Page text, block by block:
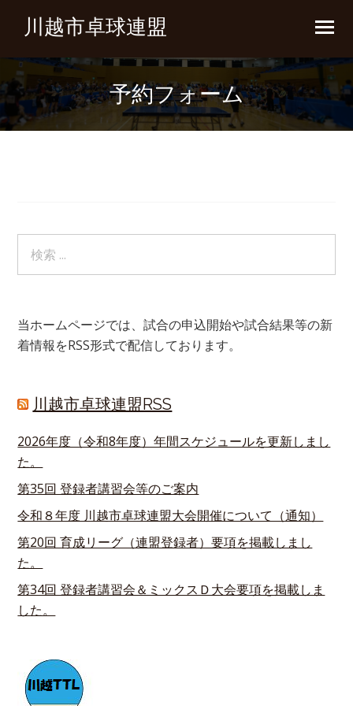
川越市卓球連盟
予約フォーム
当ホームページでは、試合の申込開始や試合結果等の新
着情報をRSS形式で配信しております。
川越市卓球連盟RSS
2026年度（令和8年度）年間スケジュールを更新しまし
た。
第35回 登録者講習会等のご案内
令和８年度 川越市卓球連盟大会開催について（通知）
第20回 育成リーグ（連盟登録者）要項を掲載しまし
た。
第34回 登録者講習会＆ミックスＤ大会要項を掲載しま
した。